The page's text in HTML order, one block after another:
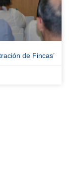
de Fincas’